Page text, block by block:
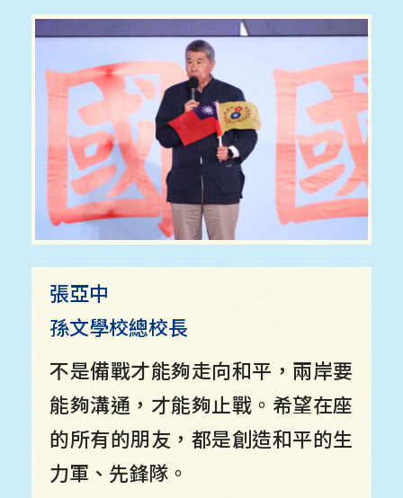
張亞中
孫文學校總校長
不是備戰才能夠走向和平，兩岸要
能夠溝通，才能夠止戰。希望在座
的所有的朋友，都是創造和平的生
力軍、先鋒隊。